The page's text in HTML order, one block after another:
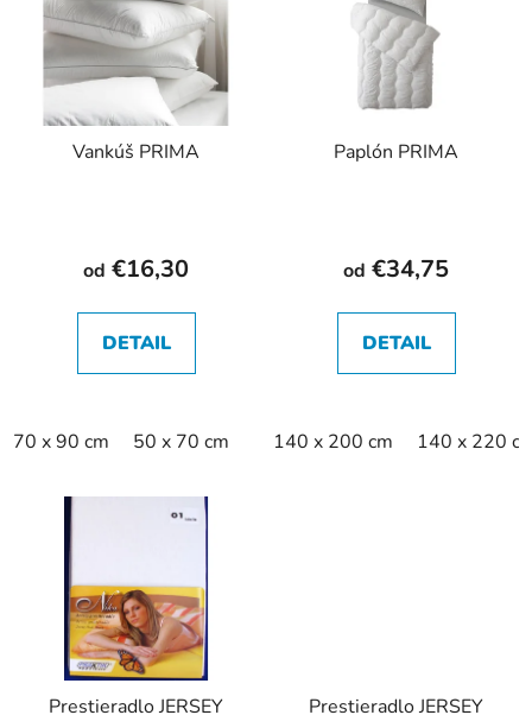
Vankúš PRIMA
od €16,30
DETAIL
70 x 90 cm 50 x 70 cm
Paplón PRIMA
od €34,75
DETAIL
140 x 200 cm 140 x 220
Prestieradlo JERSEY Prestieradlo JERSEY